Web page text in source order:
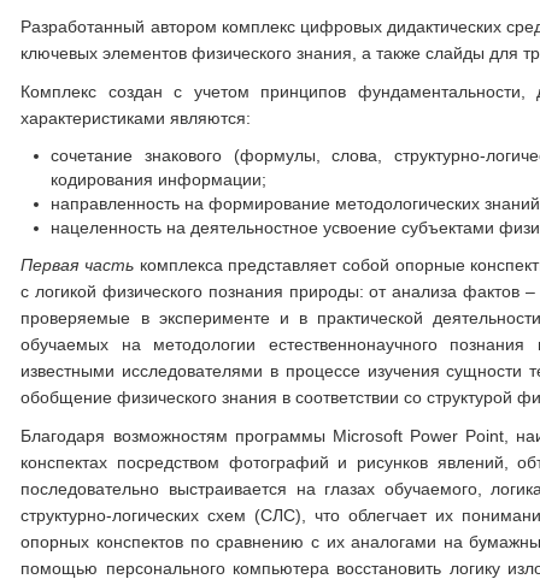
Разработанный автором комплекс цифровых дидактических
ключевых элементов физического знания, а также слайды для
Комплекс создан с учетом принципов
характеристиками являются:
сочетание знакового (формулы, слова, структурно-
кодирования информации;
направленность на формирование методологических
нацеленность на деятельностное усвоение субъектами
Первая часть комплекса представляет собой опорные
с логикой физического познания природы: от анализа фактов
проверяемые в эксперименте и в практической
обучаемых на методологии естественнонаучного
известными исследователями в процессе изучения сущности
обобщение физического знания в соответствии со структурой
Благодаря возможностям программы Microsoft Power Point,
конспектах посредством фотографий и рисунков явлений,
последовательно выстраивается на глазах обучаемого,
структурно-логических схем (СЛС), что облегчает их
опорных конспектов по сравнению с их аналогами на
помощью персонального компьютера восстановить логику